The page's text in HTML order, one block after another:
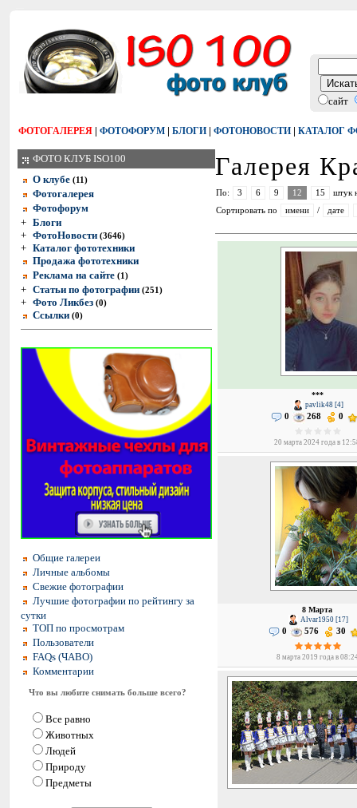
сайт
ФОТОГАЛЕРЕЯ | ФОТОФОРУМ | БЛОГИ | ФОТОНОВОСТИ | КАТАЛОГ
ФОТО КЛУБ ISO100
О клубе (11)
Фотогалерея
Фотофорум
+ Блоги
+ ФотоНовости (3646)
+ Каталог фототехники
Продажа фототехники
Реклама на сайте (1)
+ Статьи по фотографии (251)
+ Фото Ликбез (0)
Ссылки (0)
Общие галереи
Личные альбомы
Свежие фотографии
Лучшие фотографии по рейтингу за
сутки
ТОП по просмотрам
Пользователи
FAQs (ЧАВО)
Комментарии
Что вы любите снимать больше всего?
Все равно
Животных
Людей
Природу
Предметы
Галерея
По: 3 6 9 12 15
штук
Сортировать по
имени / дате
***
pavlik48 [4]
0 268 0
20 марта 2024 года в
8 Марта
Alvar1950 [17]
0 576 30
8 марта 2019 года в